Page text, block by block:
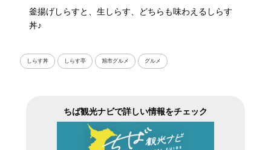
釜揚げしらすと、生しらす、どちらも味わえるしらす
丼♪
しらす丼 しらす亭 旭市グルメ グルメ
ちば観光ナビで詳しい情報をチェック